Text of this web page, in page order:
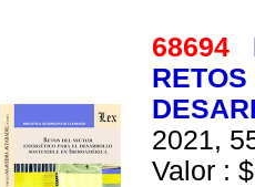
68694
2021,
Valor :